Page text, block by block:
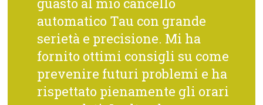
automatico Tau con grande
serietà e precisione. Mi ha
fornito ottimi consigli su come
prevenire futuri problemi e ha
rispettato pienamente gli orari